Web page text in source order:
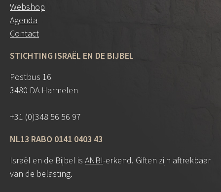
Webshop
Agenda
Contact
STICHTING ISRAËL EN DE BIJBEL
Postbus 16
3480 DA Harmelen
+31 (0)348 56 56 97
NL13 RABO 0141 0403 43
Israël en de Bijbel is ANBI-erkend. Giften zijn aftrekbaar
van de belasting.